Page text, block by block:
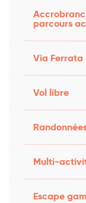
parcours
Via Ferrata
Vol libre
Multi-
Escape